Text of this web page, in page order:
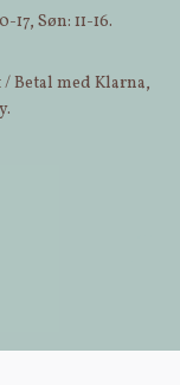
Søn: 11-16.
Betal med Klarna,